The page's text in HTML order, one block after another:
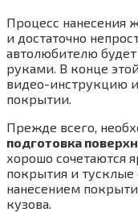
Процесс нанесения
и достаточно
автолюбителю
руками. В конце
видео-инструкцию
покрытии.
Прежде всего,
подготовка
хорошо сочетаются
покрытия и
нанесением
кузова.